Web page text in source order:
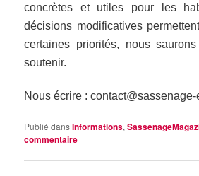
concrètes et utiles pour les
décisions modificatives
certaines priorités, nous
soutenir.
Nous écrire :
Publié dansInformations,
commentaire